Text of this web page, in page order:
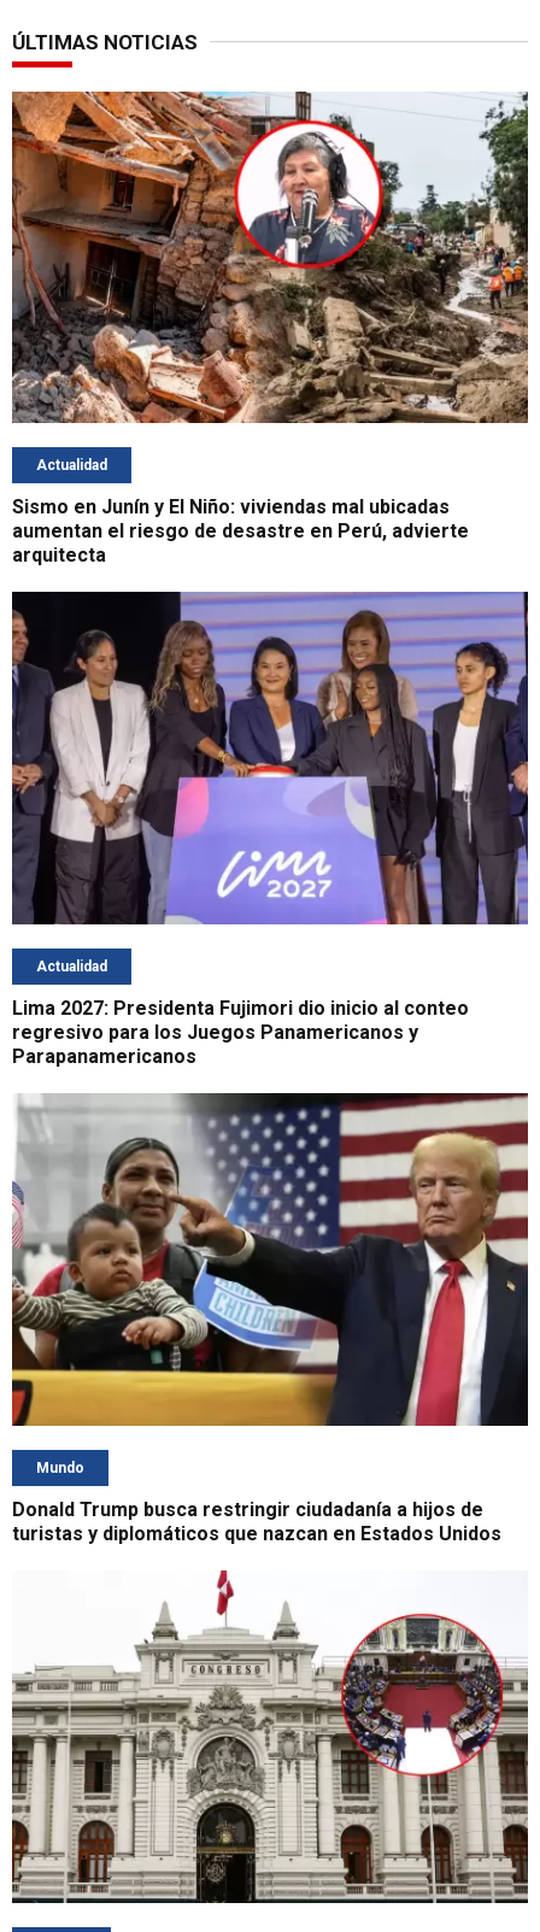
ÚLTIMAS NOTICIAS
Actualidad
Sismo en Junín y El Niño: viviendas mal ubicadas
aumentan el riesgo de desastre en Perú, advierte
arquitecta
Actualidad
Lima 2027: Presidenta Fujimori dio inicio al conteo
regresivo para los Juegos Panamericanos y
Parapanamericanos
Mundo
Donald Trump busca restringir ciudadanía a hijos de
turistas y diplomáticos que nazcan en Estados Unidos